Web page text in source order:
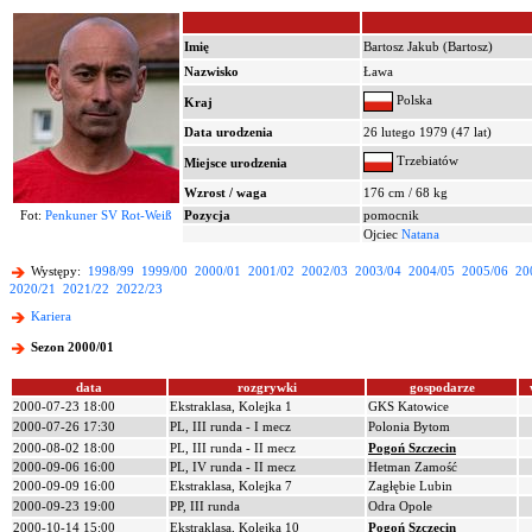
Imię
Bartosz Jakub (Bartosz)
Nazwisko
Ława
Kraj Polska
Data urodzenia 26 lutego 1979 (47 lat)
Miejsce urodzenia Trzebiatów
Wzrost / waga
176 cm / 68 kg
Fot: Penkuner SV Rot-Weiß Pozycja
pomocnik
Ojciec Natana
Występy: 1998/99 1999/00 2000/01 2001/02 2002/03 2003/04 2004/05 2005/06
2020/21
2021/22 2022/23
Kariera
Sezon 2000/01
data rozgrywki gospodarze
2000-07-23 18:00
Ekstraklasa, Kolejka 1
GKS Katowice
2000-07-26 17:30
PL, III runda - I mecz
Polonia Bytom
2000-08-02 18:00
PL, III runda - II mecz
Pogoń Szczecin
2000-09-06 16:00
PL, IV runda - II mecz
Hetman Zamość
2000-09-09 16:00
Ekstraklasa, Kolejka 7
Zagłębie Lubin
2000-09-23 19:00
PP, III runda
Odra Opole
2000-10-14 15:00
Ekstraklasa, Kolejka 10 Pogoń Szczecin